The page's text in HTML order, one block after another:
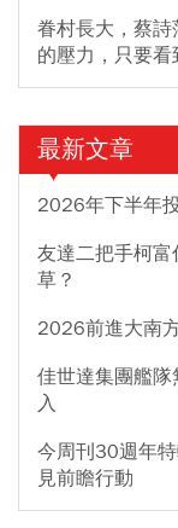
眷村長大，蔡
的壓力，只要
最新文章
2026年下半年
友達二把手柯
草？
2026前進大南
佳世達集團艦
入
今周刊30週年
見前瞻行動